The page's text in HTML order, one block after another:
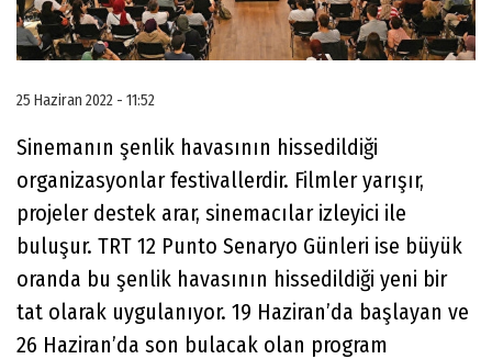
25 Haziran 2022 - 11:52
Sinemanın şenlik havasının hissedildiği
organizasyonlar festivallerdir. Filmler yarışır,
projeler destek arar, sinemacılar izleyici ile
buluşur. TRT 12 Punto Senaryo Günleri ise büyük
oranda bu şenlik havasının hissedildiği yeni bir
tat olarak uygulanıyor. 19 Haziran’da başlayan ve
26 Haziran’da son bulacak olan program